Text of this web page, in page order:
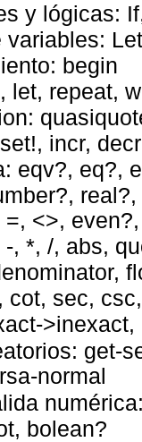
y lógicas:
variables:
begin
let, repeat,
incr,
eqv?, eq?,
<>,
, *, /, abs,
cot, sec,
get-
normal
bolean?